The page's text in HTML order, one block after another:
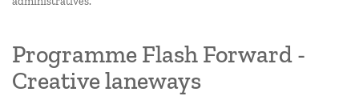
Programme Flash Forward -
Creative laneways